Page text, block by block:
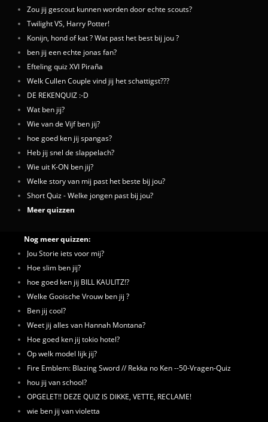
Zou jij gescout kunnen worden door echte scouts?
Twilight VS, Harry Potter!
Konijn, hond of kat ? Wat past het best bij jou ?
ben jij een echte jonas fan?
Efteling quiz XVI Piraña
Welk Cullen Couple vind jij het schattigst???
DE REKENQUIZ :-D
Wat ben jij?
Wie van de Vijf ben jij?
hoe goed ken jij spangas?
Heb jij snel de slappelach?
Wie uit K-ON ben jij?
Welke story van mij past het beste bij jou?
Short Quiz - Welke jongen past bij jou?
Meer quizzen
Nog meer quizzen:
Jou Storie iets voor mij?
Hoe slim ben jij?
hoe goed ken jij BILL KAULITZ!?
Welke Gooische Vrouw ben jij ?
Ben jij cool?
Weet jij alles van Hannah Montana?
Hoe goed ken jij tokio hotel?
Op welk model lijk jij?
Fire Emblem: Blazing Sword // Rekka no Ken --50-Vragen-Quiz
hou jij van school?
OPGELET!! DEZE QUIZ IS DIKKE, VETTE, RECLAME!
wie ben jij van violetta